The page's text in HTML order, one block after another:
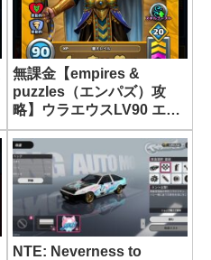
無課金【empires &
puzzles（エンパズ）攻
略】ウラエウスLV90 エー
テルパワー《スキルブース
ト》作ってみました
NTE: Neverness to